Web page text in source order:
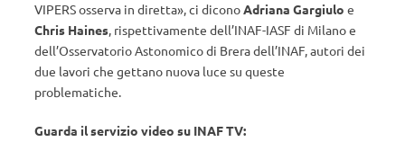
VIPERS osserva in diretta», ci diconoAdriana Gargiulo e
Chris Haines, rispettivamente dell’INAF-IASF di Milano e
dell’Osservatorio Astonomico di Brera dell’INAF, autori dei
due lavori che gettano nuova luce su queste
problematiche.
Guarda il servizio video su INAF TV: